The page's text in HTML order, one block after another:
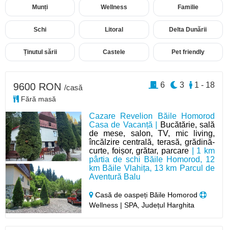
Munți Wellness Familie
Schi Litoral Delta Dunării
Ținutul sării Castele Pet friendly
Cazare Revelion Băile Homorod
Casa de Vacanță |
Bucătărie, sală
de mese, salon, TV, mic living,
încălzire centrală, terasă, grădină-
curte, foișor, grătar, parcare | 1 km
pârtia de schi Băile Homorod, 12
km Băile Vlahița, 13 km Parcul de
Aventură Balu
Casă de oaspeți Băile Homorod
Wellness | SPA, Județul Harghita
9600 RON /casă
Fără masă
1 - 18
3
6